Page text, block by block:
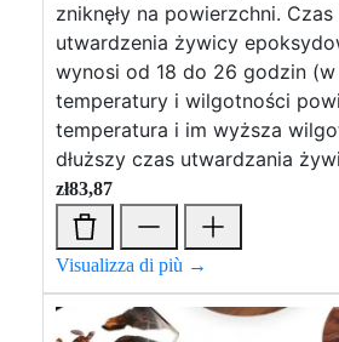
zniknęły na powierzchni. Czas
utwardzenia żywicy
wynosi od 18 do 26 godzin
temperatury i wilgotności
temperatura i im wyższa
dłuższy czas utwardzania
zł83,87
Visualizza di più →